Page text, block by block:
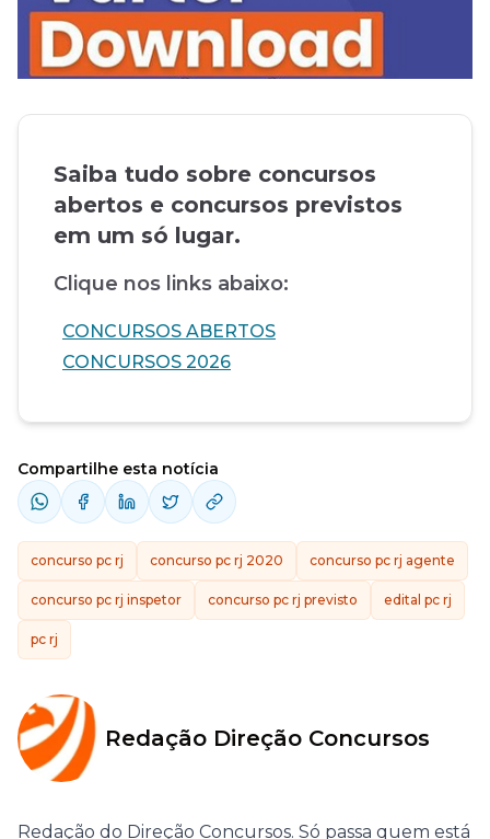
Saiba tudo sobre concursos
abertos e concursos previstos
em um só lugar.
Clique nos links abaixo:
CONCURSOS ABERTOS
CONCURSOS 2026
Compartilhe esta notícia
concurso pc rj concurso pc rj 2020 concurso pc rj agente
concurso pc rj inspetor concurso pc rj previsto edital pc rj
pc rj
Redação Direção Concursos
Redação do Direção Concursos. Só passa quem está